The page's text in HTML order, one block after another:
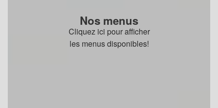
Nos menus
Cliquez ici pour afficher
les menus disponibles!